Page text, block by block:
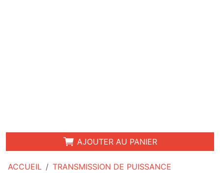
ACCUEIL
TRANSMISSION DE PUISSANCE
AJOUTER AU PANIER